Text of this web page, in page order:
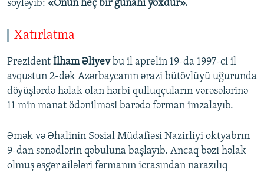
söyləyib: «Onun heç bir günahı yoxdur».
Xatırlatma
Prezident İlham Əliyev bu il aprelin 19-da 1997-ci il
avqustun 2-dək Azərbaycanın ərazi bütövlüyü uğurunda
döyüşlərdə həlak olan hərbi qulluqçuların vərəsələrinə
11 min manat ödənilməsi barədə fərman imzalayıb.
Əmək və Əhalinin Sosial Müdafiəsi Nazirliyi oktyabrın
9-dan sənədlərin qəbuluna başlayıb. Ancaq bəzi həlak
olmuş əsgər ailələri fərmanın icrasından narazılıq